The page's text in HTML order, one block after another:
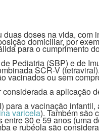
doses na vida,
domiciliar, por
para o cumprimento
Pediatria (SBP) e de
SCR-V
vacinados ou sem
a
a vacinação
varicela). Também são
30 e 59 anos (uma
e rubéola são